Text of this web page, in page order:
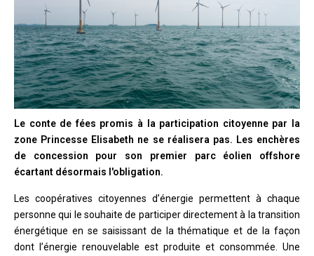
Le conte de fées promis à la participation citoyenne par la
zone Princesse Elisabeth ne se réalisera pas. Les enchères
de concession pour son premier parc éolien offshore
écartant désormais l'obligation.
Les coopératives citoyennes d’énergie permettent à chaque
personne qui le souhaite de participer directement à la transition
énergétique en se saisissant de la thématique et de la façon
dont l’énergie renouvelable est produite et consommée. Une